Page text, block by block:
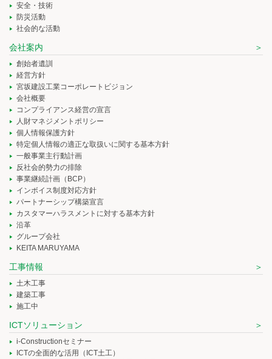
安全・技術
防災活動
社会的な活動
会社案内
創始者遺訓
経営方針
宮坂建設工業コーポレートビジョン
会社概要
コンプライアンス経営の宣言
人財マネジメントポリシー
個人情報保護方針
特定個人情報の適正な取扱いに関する基本方針
一般事業主行動計画
反社会的勢力の排除
事業継続計画（BCP）
インボイス制度対応方針
パートナーシップ構築宣言
カスタマーハラスメントに対する基本方針
沿革
グループ会社
KEITA MARUYAMA
工事情報
土木工事
建築工事
施工中
ICTソリューション
i-Constructionセミナー
ICTの全面的な活用（ICT土工）